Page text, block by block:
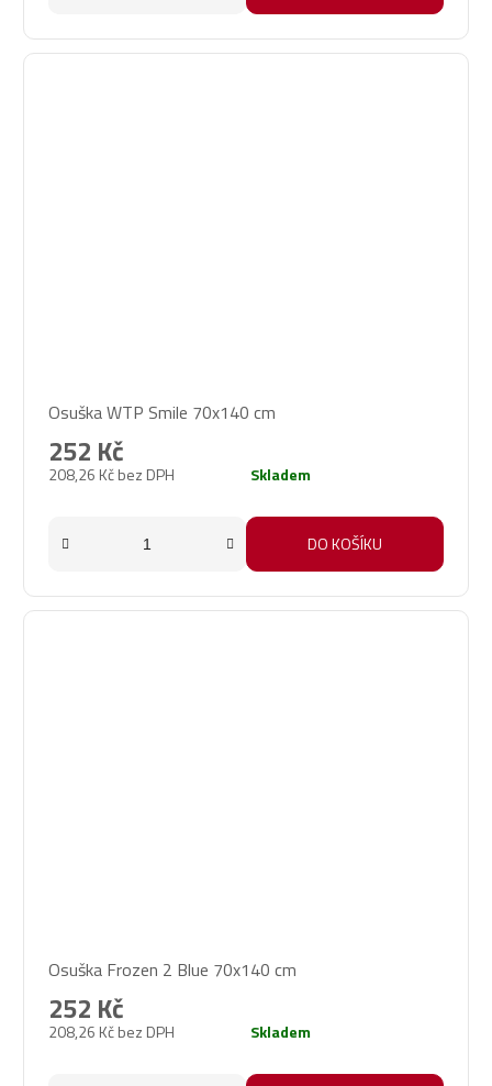
Osuška WTP Smile 70x140 cm
208,26 Kč bez DPH
252 Kč
Skladem
DO KOŠÍKU
Osuška Frozen 2 Blue 70x140 cm
208,26 Kč bez DPH
252 Kč
Skladem